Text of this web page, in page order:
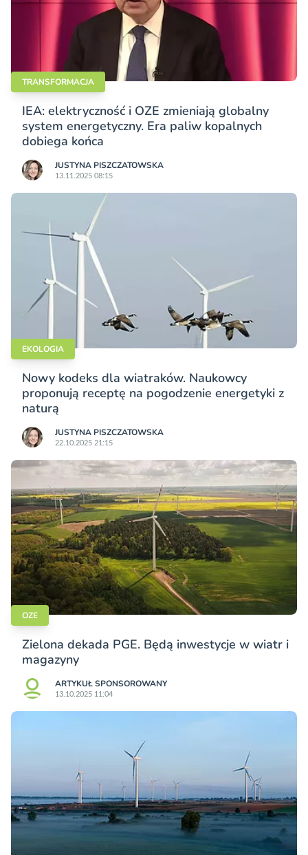
TRANSFORMACJA
IEA: elektryczność i OZE zmieniają globalny
system energetyczny. Era paliw kopalnych
dobiega końca
JUSTYNA PISZCZATOWSKA
13.11.2025 08:15
EKOLOGIA
Nowy kodeks dla wiatraków. Naukowcy
proponują receptę na pogodzenie energetyki z
naturą
JUSTYNA PISZCZATOWSKA
22.10.2025 21:15
OZE
Zielona dekada PGE. Będą inwestycje w wiatr i
magazyny
ARTYKUŁ SPONSOROWANY
13.10.2025 11:04